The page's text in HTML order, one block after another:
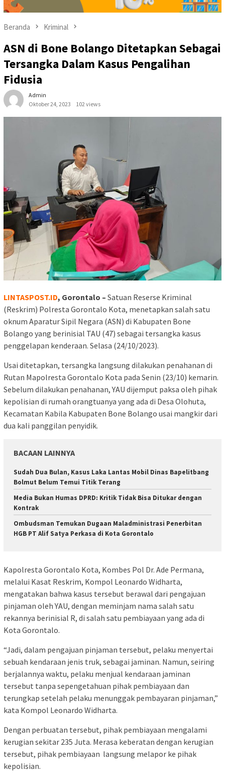
Beranda Kriminal
ASN di Bone Bolango Ditetapkan Sebagai
Tersangka Dalam Kasus Pengalihan
Fidusia
Admin
Oktober 24, 2023
102 views
LINTASPOST.ID, Gorontalo – Satuan Reserse Kriminal
(Reskrim) Polresta Gorontalo Kota, menetapkan salah satu
oknum Aparatur Sipil Negara (ASN) di Kabupaten Bone
Bolango yang berinisial TAU (47) sebagai tersangka kasus
penggelapan kenderaan. Selasa (24/10/2023).
Usai ditetapkan, tersangka langsung dilakukan penahanan di
Rutan Mapolresta Gorontalo Kota pada Senin (23/10) kemarin.
Sebelum dilakukan penahanan, YAU dijemput paksa oleh pihak
kepolisian di rumah orangtuanya yang ada di Desa Olohuta,
Kecamatan Kabila Kabupaten Bone Bolango usai mangkir dari
dua kali panggilan penyidik.
BACAAN LAINNYA
Sudah Dua Bulan, Kasus Laka Lantas Mobil Dinas Bapelitbang
Bolmut Belum Temui Titik Terang
Media Bukan Humas DPRD: Kritik Tidak Bisa Ditukar dengan
Kontrak
Ombudsman Temukan Dugaan Maladministrasi Penerbitan
HGB PT Alif Satya Perkasa di Kota Gorontalo
Kapolresta Gorontalo Kota, Kombes Pol Dr. Ade Permana,
melalui Kasat Reskrim, Kompol Leonardo Widharta,
mengatakan bahwa kasus tersebut berawal dari pengajuan
pinjaman oleh YAU, dengan meminjam nama salah satu
rekannya berinisial R, di salah satu pembiayaan yang ada di
Kota Gorontalo.
“Jadi, dalam pengajuan pinjaman tersebut, pelaku menyertai
sebuah kendaraan jenis truk, sebagai jaminan. Namun, seiring
berjalannya waktu, pelaku menjual kendaraan jaminan
tersebut tanpa sepengetahuan pihak pembiayaan dan
terungkap setelah pelaku menunggak pembayaran pinjaman,”
kata Kompol Leonardo Widharta.
Dengan perbuatan tersebut, pihak pembiayaan mengalami
kerugian sekitar 235 Juta. Merasa keberatan dengan kerugian
tersebut, pihak pembiayaan langsung melapor ke pihak
kepolisian.